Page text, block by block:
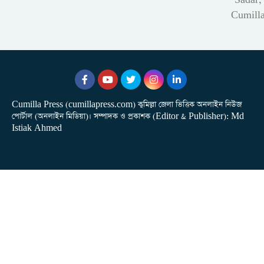
Cumilla Press (cumillapress.com) কুমিল্লা জেলা ভিত্তিক অনলাইন নিউজ
পোর্টাল (অনলাইন মিডিয়া)। সম্পাদক ও প্রকাশক (Editor & Publisher): Md
Istiak Ahmed